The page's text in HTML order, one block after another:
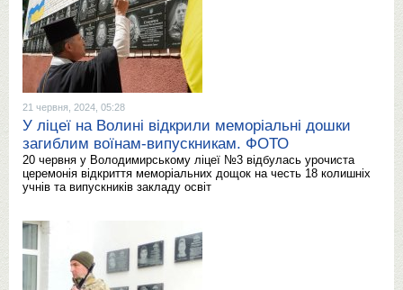
21 червня, 2024, 05:28
У ліцеї на Волині відкрили меморіальні дошки
загиблим воїнам-випускникам. ФОТО
20 червня у Володимирському ліцеї №3 відбулась урочиста
церемонія відкриття меморіальних дощок на честь 18 колишніх
учнів та випускників закладу освіт